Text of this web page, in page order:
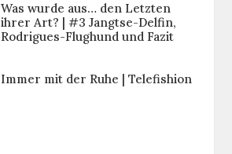
Was wurde aus… den Letzten
ihrer Art? | #3 Jangtse-Delfin,
Rodrigues-Flughund und Fazit
Immer mit der Ruhe | Telefishion